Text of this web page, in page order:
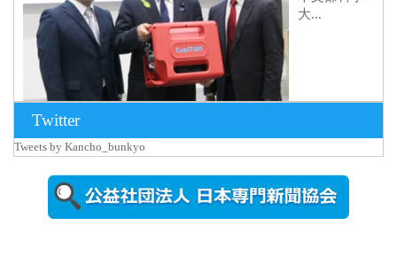
大...
2026年8月5日
更新
農工大で大
Twitter
Tweets by Kancho_bunkyo